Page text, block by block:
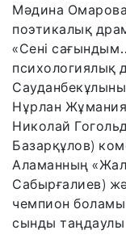
Мәдина
поэтикалық
«Сені
психологиялық
Нұрлан
Николай
Базарқұлов)
Аламанның
Сабырғалиев)
чемпион
сынды